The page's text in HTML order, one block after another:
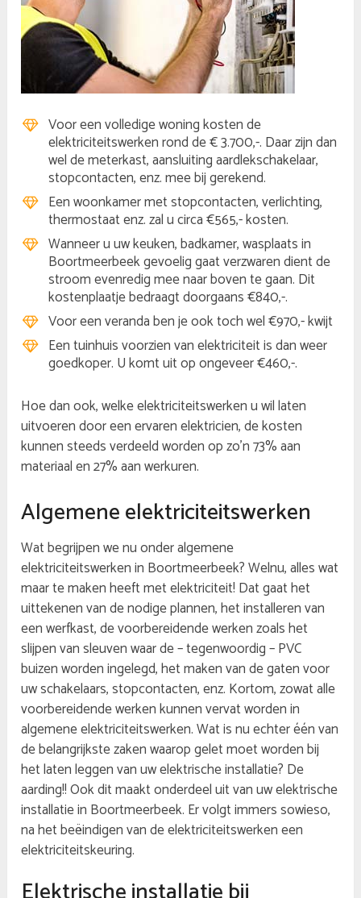
Voor een volledige woning kosten de
elektriciteitswerken rond de € 3.700,-. Daar zijn dan
wel de meterkast, aansluiting aardlekschakelaar,
stopcontacten, enz. mee bij gerekend.
Een woonkamer met stopcontacten, verlichting,
thermostaat enz. zal u circa €565,- kosten.
Wanneer u uw keuken, badkamer, wasplaats in
Boortmeerbeek gevoelig gaat verzwaren dient de
stroom evenredig mee naar boven te gaan. Dit
kostenplaatje bedraagt doorgaans €840,-.
Voor een veranda ben je ook toch wel €970,- kwijt
Een tuinhuis voorzien van elektriciteit is dan weer
goedkoper. U komt uit op ongeveer €460,-.
Hoe dan ook, welke elektriciteitswerken u wil laten
uitvoeren door een ervaren elektricien, de kosten
kunnen steeds verdeeld worden op zo’n 73% aan
materiaal en 27% aan werkuren.
Algemene elektriciteitswerken
Wat begrijpen we nu onder algemene
elektriciteitswerken in Boortmeerbeek? Welnu, alles wat
maar te maken heeft met elektriciteit! Dat gaat het
uittekenen van de nodige plannen, het installeren van
een werfkast, de voorbereidende werken zoals het
slijpen van sleuven waar de – tegenwoordig – PVC
buizen worden ingelegd, het maken van de gaten voor
uw schakelaars, stopcontacten, enz. Kortom, zowat alle
voorbereidende werken kunnen vervat worden in
algemene elektriciteitswerken. Wat is nu echter één van
de belangrijkste zaken waarop gelet moet worden bij
het laten leggen van uw elektrische installatie? De
aarding!! Ook dit maakt onderdeel uit van uw elektrische
installatie in Boortmeerbeek. Er volgt immers sowieso,
na het beëindigen van de elektriciteitswerken een
elektriciteitskeuring.